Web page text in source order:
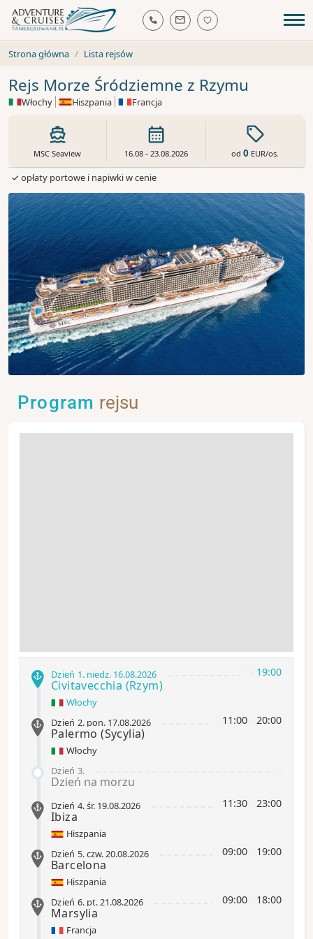
Strona główna Lista rejsów
Rejs Morze Śródziemne z Rzymu
Włochy Hiszpania Francja
MSC Seaview 16.08 - 23.08.2026 od0 EUR/os.
✓ opłaty portowe i napiwki w cenie
Program rejsu
19:00
Dzień 1. niedz. 16.08.2026
Civitavecchia (Rzym)
Włochy
11:00 20:00
Dzień 2. pon. 17.08.2026
Palermo(Sycylia)
Włochy
Dzień 3.
Dzień na morzu
11:30 23:00
Dzień 4.śr. 19.08.2026
Ibiza
Hiszpania
09:00 19:00
Dzień 5.czw.20.08.2026
Barcelona
Hiszpania
09:00 18:00
Dzień 6. pt.21.08.2026
Marsylia
Francja